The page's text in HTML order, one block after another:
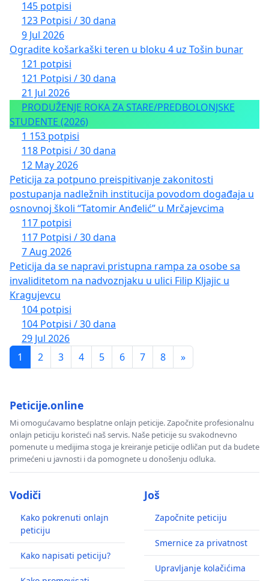
145 potpisi
123 Potpisi / 30 dana
9 Jul 2026
Ogradite košarkaški teren u bloku 4 uz Tošin bunar
121 potpisi
121 Potpisi / 30 dana
21 Jul 2026
PRODUŽENJE ROKA ZA STARE/PREDBOLONJSKE
STUDENTE (2026)
1 153 potpisi
118 Potpisi / 30 dana
12 May 2026
Peticija za potpuno preispitivanje zakonitosti
postupanja nadležnih institucija povodom događaja u
osnovnoj školi “Tatomir Anđelić” u Mrčajevcima
117 potpisi
117 Potpisi / 30 dana
7 Aug 2026
Peticija da se napravi pristupna rampa za osobe sa
invaliditetom na nadvoznjaku u ulici Filip Kljajic u
Kragujevcu
104 potpisi
104 Potpisi / 30 dana
29 Jul 2026
1
2 3 4 5 6 7 8 »
Peticije.online
Mi omogućavamo besplatne onlajn peticije. Započnite profesionalnu
onlajn peticiju koristeći naš servis. Naše peticije su svakodnevno
pomenute u medijima stoga je kreiranje peticije odličan put da budete
primećeni u javnosti i da pomognete u donošenju odluka.
Vodiči
Kako pokrenuti onlajn
peticiju
Kako napisati peticiju?
Još
Započnite peticiju
Smernice za privatnost
Upravljanje kolačićima